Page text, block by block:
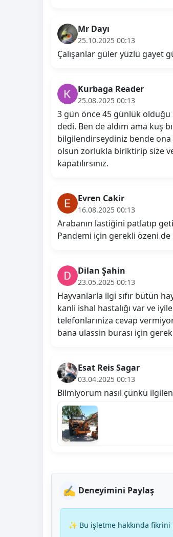
Mr Dayı
25.10.2025 00:13
Çalışanlar güler yüzlü gayet
Kurbaga Reader
25.08.2025 00:13
3 gün önce 45 günlük olduğu
dedi. Ben de aldım ama kuş
bilgilendirseydiniz bende ona
olsun zorlukla biriktirip size
kapatılırsınız.
Evren Cakir
16.08.2025 00:13
Arabanın lastiğini patlatıp
Pandemi için gerekli özeni
Dilan Şahin
23.05.2025 00:13
Hayvanlarla ilgi sıfır bütün
kanli ishal hastalığı var ve
telefonlarıniza cevap
bana ulassin burası için
Esat Reis Sagar
03.04.2025 00:13
Bilmiyorum nasıl çünkü
✍️ Deneyimini Paylaş
✨ Bu işletme hakkında fikrini